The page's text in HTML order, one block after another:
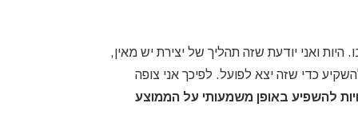
ואני יודעת שזה תהליך של יצירת יש מאין,
כדי שזה יצא לפועל. לפיכך אני צופה
להשפיע באופן משמעותי על הממוצע